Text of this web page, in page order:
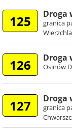
125 Droga
granica
126 Droga
Osinów
127 Droga
granica